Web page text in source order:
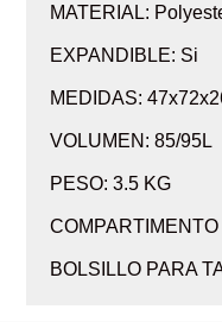
MATERIAL:
EXPANDIBLE: Si
MEDIDAS:
VOLUMEN: 85/95L
PESO: 3.5 KG
BOLSILLO PARA